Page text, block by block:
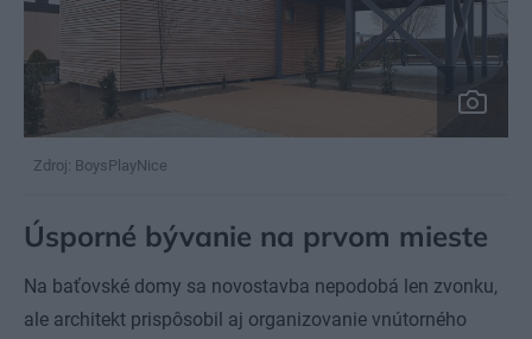
Zdroj: BoysPlayNice
Úsporné bývanie na prvom mieste
Na baťovské domy sa novostavba nepodobá len zvonku,
ale architekt prispôsobil aj organizovanie vnútorného